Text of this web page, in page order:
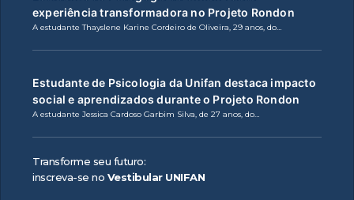
experiência transformadora no Projeto Rondon
A estudante Thayslene Karine Cordeiro de Oliveira, 29 anos, do…
Estudante de Psicologia da Unifan destaca impacto
social e aprendizados durante o Projeto Rondon
A estudante Jessica Cardoso Garbim Silva, de 27 anos, do…
Transforme seu futuro:
inscreva-se no Vestibular UNIFAN